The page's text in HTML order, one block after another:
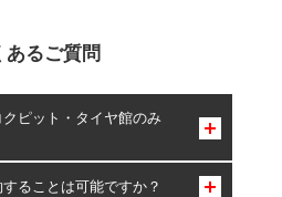
あるご質問
ピット・タイヤ館のみ
のみとなります。
ることは可能ですか？